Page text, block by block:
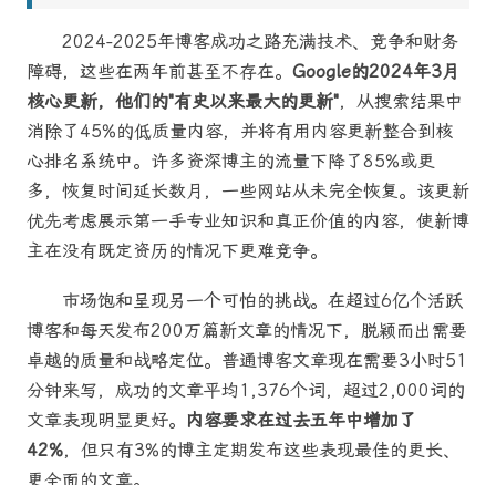
2024-2025年博客成功之路充满技术、竞争和财务
障碍，这些在两年前甚至不存在。 Google的2024年3月
核心更新，他们的"有史以来最大的更新"，从搜索结果中
消除了45%的低质量内容，并将有用内容更新整合到核
心排名系统中。许多资深博主的流量下降了85%或更
多，恢复时间延长数月，一些网站从未完全恢复。该更新
优先考虑展示第一手专业知识和真正价值的内容，使新博
主在没有既定资历的情况下更难竞争。
市场饱和呈现另一个可怕的挑战。在超过6亿个活跃
博客和每天发布200万篇新文章的情况下，脱颖而出需要
卓越的质量和战略定位。普通博客文章现在需要3小时51
分钟来写，成功的文章平均1,376个词，超过2,000词的
文章表现明显更好。 内容要求在过去五年中增加了
42%，但只有3%的博主定期发布这些表现最佳的更长、
更全面的文章。